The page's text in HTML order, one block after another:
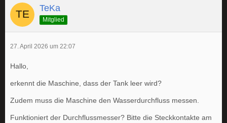
TeKa
Mitglied
27. April 2026 um 22:07
Hallo,
erkennt die Maschine, dass der Tank leer wird?
Zudem muss die Maschine den Wasserdurchfluss messen.
Funktioniert der Durchflussmesser? Bitte die Steckkontakte am